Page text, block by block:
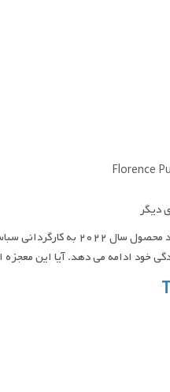
دیگر
اعجوبه ، فیلمی غم‌انگیز و
خود ادامه می دهد. آیا این